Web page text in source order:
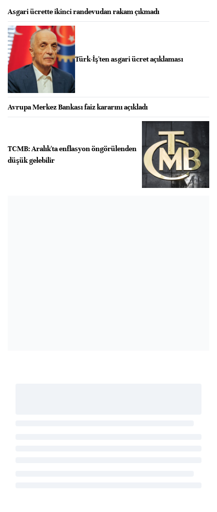
Asgari ücrette ikinci randevudan rakam çıkmadı
Türk-İş'ten asgari ücret açıklaması
Avrupa Merkez Bankası faiz kararını açıkladı
TCMB: Aralık'ta enflasyon öngörülenden
düşük gelebilir